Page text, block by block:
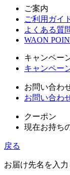
ご案内
ご利用ガイ
よくある質
WAON
キャンペー
キャンペー
お問い合わ
お問い合わ
クーポン
現在お持ち
戻る
お届け先名を入力